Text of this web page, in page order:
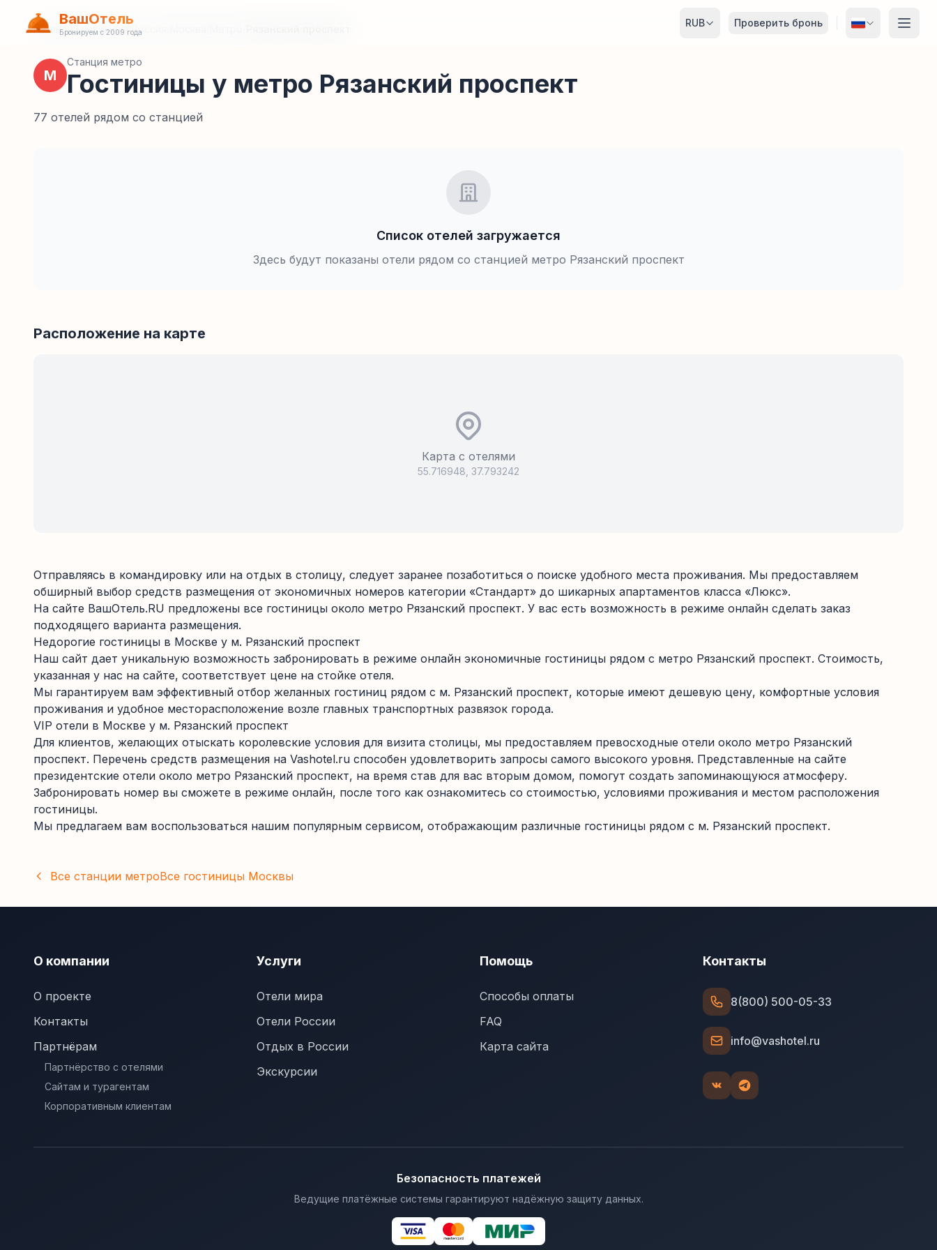
ВашОтель
Бронируем с 2009 года
RUB Проверить бронь
Главная/Гостиницы/Россия
М
Станция метро
Гостиницы у метро Рязанский проспект
77 отелей рядом со станцией
Список отелей загружается
Здесь будут показаны отели рядом со станцией метро Рязанский проспект
Расположение на карте
Карта с отелями
55.716948 37.793242
Отправляясь в командировку или на отдых в столицу, следует заранее позаботиться о поиске удобного места проживания. Мы предоставляем
обширный выбор средств размещения от экономичных номеров категории «Стандарт» до шикарных апартаментов класса «Люкс».
На сайте ВашОтель.RU предложены все гостиницы около метро Рязанский проспект. У вас есть возможность в режиме онлайн сделать заказ
подходящего варианта размещения.
Недорогие гостиницы в Москве у м. Рязанский проспект
Наш сайт дает уникальную возможность забронировать в режиме онлайн экономичные гостиницы рядом с метро Рязанский проспект. Стоимость,
указанная у нас на сайте, соответствует цене на стойке отеля.
Мы гарантируем вам эффективный отбор желанных гостиниц рядом с м. Рязанский проспект, которые имеют дешевую цену, комфортные условия
проживания и удобное месторасположение возле главных транспортных развязок города.
VIP отели в Москве у м. Рязанский проспект
Для клиентов, желающих отыскать королевские условия для визита столицы, мы предоставляем превосходные отели около метро Рязанский
проспект. Перечень средств размещения на Vashotel.ru способен удовлетворить запросы самого высокого уровня. Представленные на сайте
президентские отели около метро Рязанский проспект, на время став для вас вторым домом, помогут создать запоминающуюся атмосферу.
Забронировать номер вы сможете в режиме онлайн, после того как ознакомитесь со стоимостью, условиями проживания и местом расположения
гостиницы.
Мы предлагаем вам воспользоваться нашим популярным сервисом, отображающим различные гостиницы рядом с м. Рязанский проспект.
Все станции метроВсе гостиницы Москвы
О компании
О проекте
Контакты
Партнёрам
Партнёрство с отелями
Сайтам и турагентам
Корпоративным клиентам
Услуги
Отели мира
Отели России
Отдых в России
Экскурсии
Помощь
Способы оплаты
FAQ
Карта сайта
Контакты
8(800) 500-05-33
info@vashotel.ru
Безопасность платежей
Ведущие платёжные системы гарантируют надёжную защиту данных.